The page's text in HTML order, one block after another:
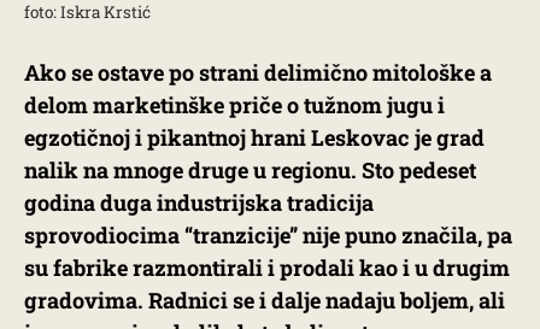
foto: Iskra Krstić
Ako se ostave po strani delimično mitološke a
delom marketinške priče o tužnom jugu i
egzotičnoj i pikantnoj hrani​ Leskovac je grad
nalik na mnoge druge u regionu. Sto pedeset
godina duga industrijska tradicija
sprovodiocima “tranzicije” nije puno značila, pa
su fabrike razmontirali i prodali kao i u drugim
gradovima. Radnici se i dalje nadaju boljem, ali